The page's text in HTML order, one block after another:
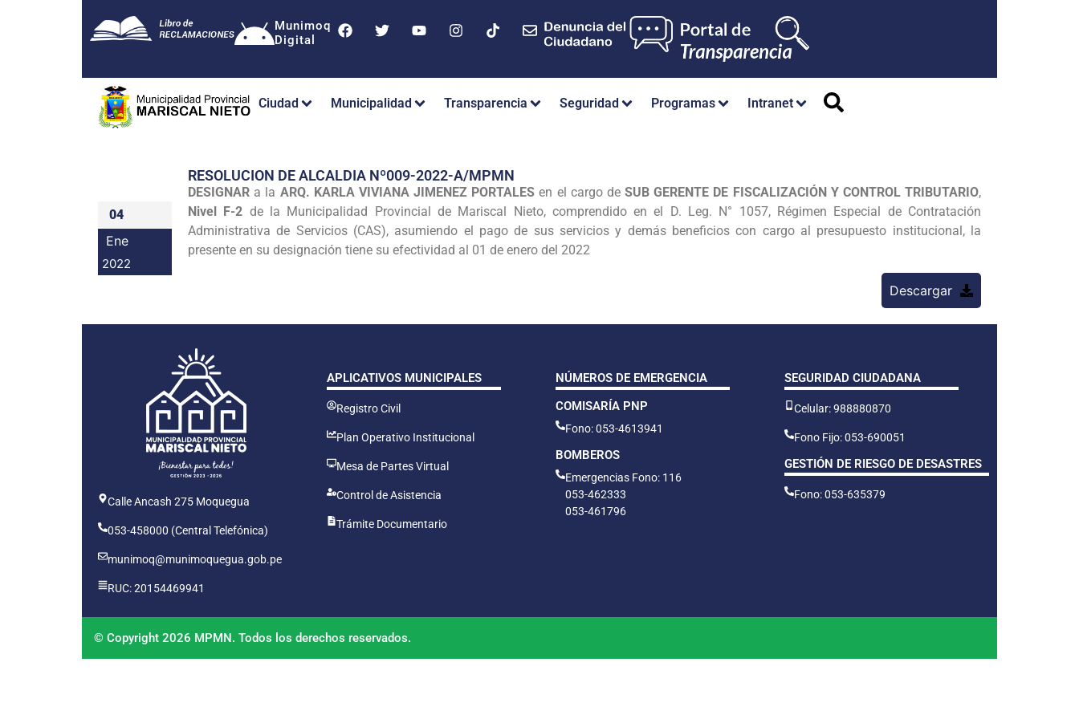
Munimoq
Digital
Ciudad Municipalidad Transparencia Seguridad Programas Intranet
04
Ene
2022
RESOLUCION DE ALCALDIA Nº009-2022-A/MPMN
DESIGNAR a la ARQ. KARLA VIVIANA JIMENEZ PORTALES en el cargo deSUB GERENTE DE FISCALIZACIÓN Y CONTROL TRIBUTARIO,
Nivel F-2 de la Municipalidad Provincial de Mariscal Nieto, comprendido en el D. Leg. N° 1057, Régimen Especial de Contratación
Administrativa de Servicios (CAS), asumiendo el pago de sus servicios y demás beneficios con cargo al presupuesto institucional, la
presente en su designación tiene su efectividad al 01 de enero del 2022
Descargar
Calle Ancash 275 Moquegua
053-458000 (Central Telefónica)
munimoq@munimoquegua.gob.pe
RUC: 20154469941
APLICATIVOS MUNICIPALES
Registro Civil
Plan Operativo Institucional
Mesa de Partes Virtual
Control de Asistencia
Trámite Documentario
NÚMEROS DE EMERGENCIA
COMISARÍA PNP
Fono: 053-4613941
BOMBEROS
Emergencias Fono: 116
053-462333
053-461796
SEGURIDAD CIUDADANA
Celular: 988880870
Fono Fijo: 053-690051
GESTIÓN DE RIESGO DE DESASTRES
Fono: 053-635379
© Copyright 2026 MPMN. Todos los derechos reservados.